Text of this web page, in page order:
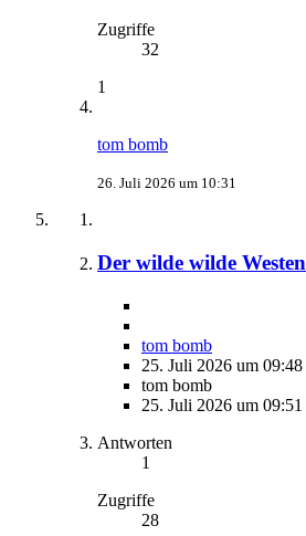
Zugriffe
32
1
tom bomb
26. Juli 2026 um 10:31
Der wilde wilde Westen
tom bomb
25. Juli 2026 um 09:48
tom bomb
25. Juli 2026 um 09:51
Antworten
1
Zugriffe
28